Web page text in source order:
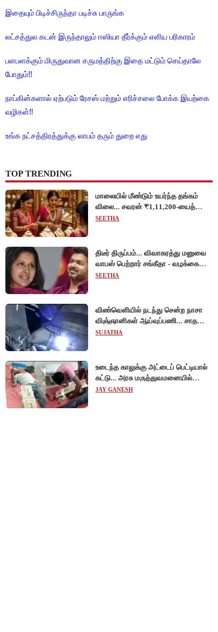
இதையும் பிடிச்சிருந்தா படிச்சு பாருங்க
லட்சத்துல கடன் இருந்தாலும் ஈஸியா தீர்க்கும் எளிய பரிகாரம்
பளபளக்கும் மிருதுவான சருமத்திற்கு இதை மட்டும் செய்தாலே
போதும்!!
நாப்கின்களால் ஏற்படும் ரேசஸ் மற்றும் எரிச்சலை போக்க இயற்கை
வழிகள்!!
உங்க நட்சத்திரத்துக்கு லாபம் தரும் துறை எது
TOP TRENDING
மாலையில் மீண்டும் உயர்ந்த தங்கம்
விலை... சவரன் ₹1,11,200-யைத்
தொட்டது!
SEETHA
திடீர் திருப்பம்... விவாகரத்து மனுவை
வாபஸ் பெற்றார் சங்கீதா - வழக்கை
முடித்து வைத்தது செங்கல்பட்டு
SEETHA
விண்வெளியில் நடந்து சென்ற நாசா
விஞ்ஞானிகள் ஆய்வுப்பணி... சாதனை
!
SUJATHA
உடைந்த காலுக்கு அட்டைப் பெட்டியால்
கட்டு... அரசு மருத்துவமனையில்
விநோத சிகிச்சை... அதிர்ச்சி வீடியோ!
JAY GANESH